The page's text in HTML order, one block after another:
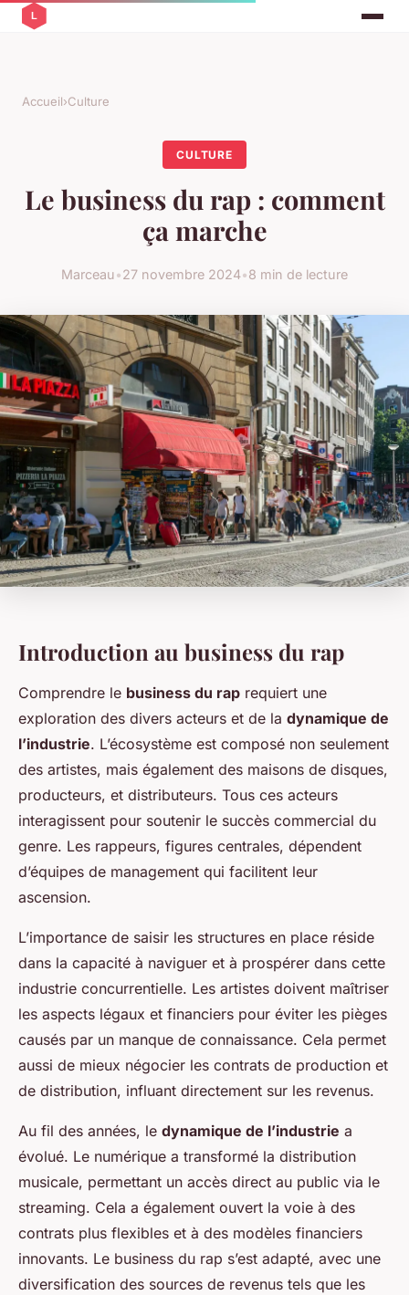
Accueil›Culture
CULTURE
Le business du rap : comment
ça marche
Marceau•27 novembre 2024•8 min de lecture
Introduction au business du rap
Comprendre le business du rap requiert une
exploration des divers acteurs et de la dynamique de
l’industrie. L’écosystème est composé non seulement
des artistes, mais également des maisons de disques,
producteurs, et distributeurs. Tous ces acteurs
interagissent pour soutenir le succès commercial du
genre. Les rappeurs, figures centrales, dépendent
d’équipes de management qui facilitent leur
ascension.
L’importance de saisir les structures en place réside
dans la capacité à naviguer et à prospérer dans cette
industrie concurrentielle. Les artistes doivent maîtriser
les aspects légaux et financiers pour éviter les pièges
causés par un manque de connaissance. Cela permet
aussi de mieux négocier les contrats de production et
de distribution, influant directement sur les revenus.
Au fil des années, le dynamique de l’industrie a
évolué. Le numérique a transformé la distribution
musicale, permettant un accès direct au public via le
streaming. Cela a également ouvert la voie à des
contrats plus flexibles et à des modèles financiers
innovants. Le business du rap s’est adapté, avec une
diversification des sources de revenus tels que les